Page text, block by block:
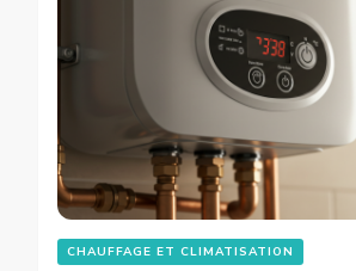
CHAUFFAGE ET CLIMATISATION